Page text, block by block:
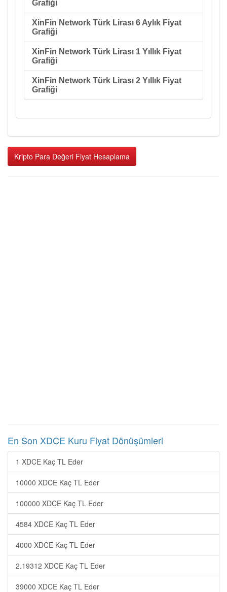
Grafiği
XinFin Network Türk Lirası 6 Aylık Fiyat
Grafiği
XinFin Network Türk Lirası 1 Yıllık Fiyat
Grafiği
XinFin Network Türk Lirası 2 Yıllık Fiyat
Grafiği
Kripto Para Değeri Fiyat Hesaplama
En Son XDCE Kuru Fiyat Dönüşümleri
1 XDCE Kaç TL Eder
10000 XDCE Kaç TL Eder
100000 XDCE Kaç TL Eder
4584 XDCE Kaç TL Eder
4000 XDCE Kaç TL Eder
2.19312 XDCE Kaç TL Eder
39000 XDCE Kaç TL Eder